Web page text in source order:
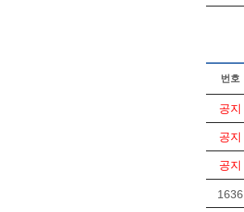
번호
공지
공지
공지
1636